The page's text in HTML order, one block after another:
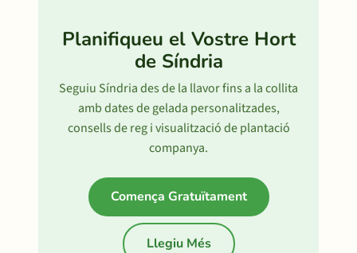
Planifiqueu el Vostre Hort
de Síndria
Seguiu Síndria des de la llavor fins a la collita
amb dates de gelada personalitzades,
consells de reg i visualització de plantació
companya.
Comença Gratuïtament
Llegiu Més